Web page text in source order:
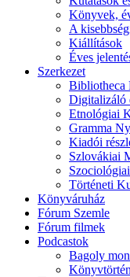
Könyvek,
A
Kiállítások
Éves
Szerkezet
Bibliotheca
Digitalizáló
Etnológiai
Gramma
Kiadói
Szlovákiai
Történeti
Könyváruház
Fórum Szemle
Fórum filmek
Podcastok
Bagoly